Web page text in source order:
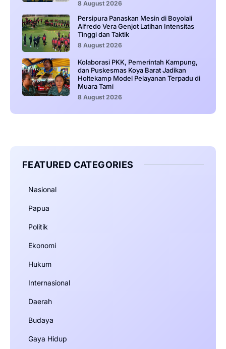
8 August 2026
Persipura Panaskan Mesin di Boyolali
Alfredo Vera Genjot Latihan Intensitas
Tinggi dan Taktik
8 August 2026
Kolaborasi PKK, Pemerintah Kampung,
dan Puskesmas Koya Barat Jadikan
Holtekamp Model Pelayanan Terpadu di
Muara Tami
8 August 2026
FEATURED CATEGORIES
Nasional
Papua
Politik
Ekonomi
Hukum
Internasional
Daerah
Budaya
Gaya Hidup